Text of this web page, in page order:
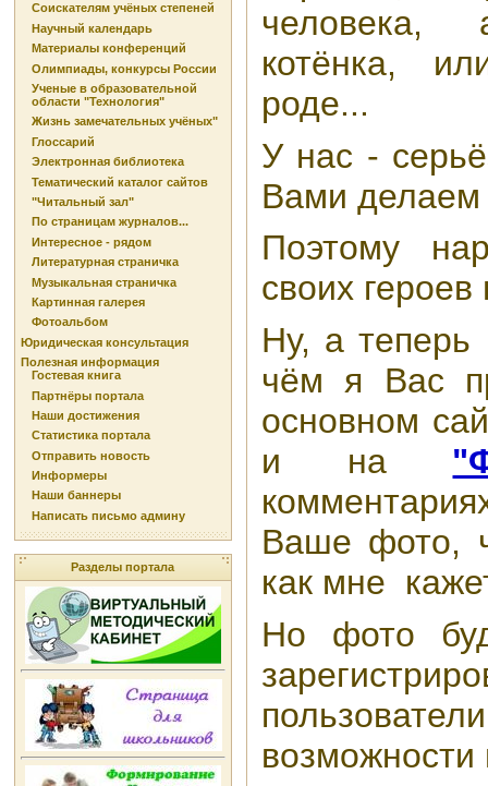
Соискателям учёных степеней
Научный календарь
Материалы конференций
Олимпиады, конкурсы России
Ученые в образовательной
области "Технология"
Жизнь замечательных учёных"
Глоссарий
Электронная библиотека
Тематический каталог сайтов
"Читальный зал"
По страницам журналов...
Интересное - рядом
Литературная страничка
Музыкальная страничка
Картинная галерея
Фотоальбом
Юридическая консультация
Полезная информация
Гостевая книга
Партнёры портала
Наши достижения
Статистика портала
Отправить новость
Информеры
Наши баннеры
Написать письмо админу
Разделы портала
котёнка,
роде...
У нас -
Вами делаем
Поэтому
своих
Ну, а теперь
чём я Вас
основном
и на
Ваше фото,
как мне
Но фото
возможности